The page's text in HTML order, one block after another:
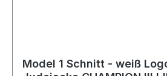
Model 1 Schnitt - weiß